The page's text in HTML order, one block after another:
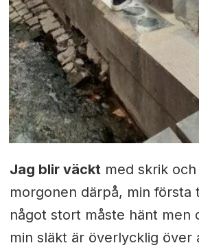
Jag blir väcktmed skrik och
morgonen därpå, min första
något stort måste hänt men
min släkt är överlycklig över